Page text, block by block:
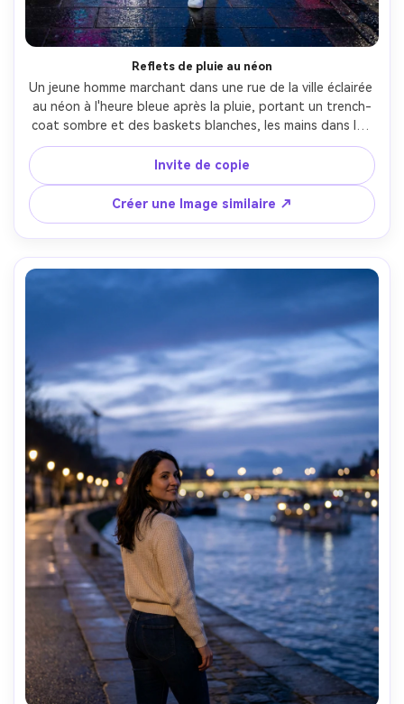
Reflets de pluie au néon
Un jeune homme marchant dans une rue de la ville éclairée
au néon à l'heure bleue après la pluie, portant un trench-
coat sombre et des baskets blanches, les mains dans les
poches, le trottoir mouillé reflétant la signalisation
magenta et cyan, une brume légère dans l'air, des
lampadaires bokeh, tiré sur Canon R5, 35mm f/1.8, tout le
corps au niveau des yeux, un léger flou de mouvement sur
les voitures de passage, éclairage cinématographique
humoreux, ultra-réaliste, haut détail- -ar 4:5
Invite de copie
Créer une Image similaire ↗